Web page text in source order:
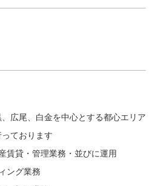
広尾、白金を中心とする都心エリア
ております
賃貸・管理業務・並びに運用
ング業務